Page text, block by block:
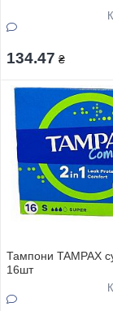
134.47 ₴
Тампони TAMPAX
16шт